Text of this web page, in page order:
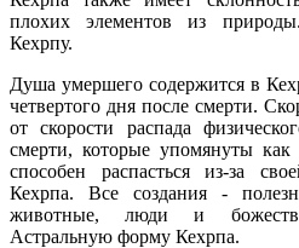
плохих элементов из
Кехрпу.
Душа умершего содержится в
четвертого дня после смерти.
от скорости распада
смерти, которые упомянуты
способен распасться из-за
Кехрпа. Все создания -
животные, люди и
Астральную форму Кехрпа.